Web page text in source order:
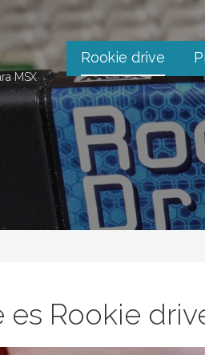
MSX
Rookie drive
es Rookie